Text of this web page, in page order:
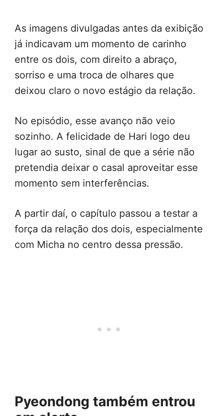
As imagens divulgadas antes da exibição
já indicavam um momento de carinho
entre os dois, com direito a abraço,
sorriso e uma troca de olhares que
deixou claro o novo estágio da relação.
No episódio, esse avanço não veio
sozinho. A felicidade de Hari logo deu
lugar ao susto, sinal de que a série não
pretendia deixar o casal aproveitar esse
momento sem interferências.
A partir daí, o capítulo passou a testar a
força da relação dos dois, especialmente
com Micha no centro dessa pressão.
Pyeondong também entrou